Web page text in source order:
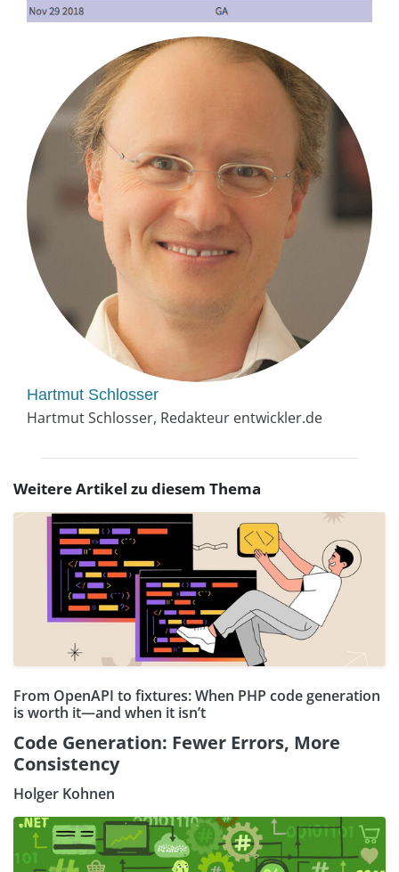
Hartmut Schlosser
Hartmut Schlosser, Redakteur entwickler.de
Weitere Artikel zu diesem Thema
From OpenAPI to fixtures: When PHP code generation
is worth it—and when it isn’t
Code Generation: Fewer Errors, More
Consistency
Holger Kohnen